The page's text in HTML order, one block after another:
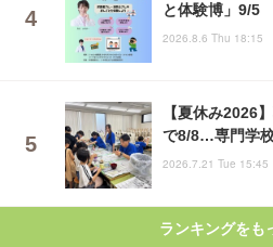
と体験博」9/5
2026.8.6 Thu 18:15
【夏休み2026
で8/8…専門学
2026.7.21 Tue 15:45
ランキングをも